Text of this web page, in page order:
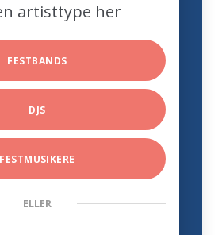
artisttype her
FESTBANDS
DJS
FESTMUSIKERE
ELLER